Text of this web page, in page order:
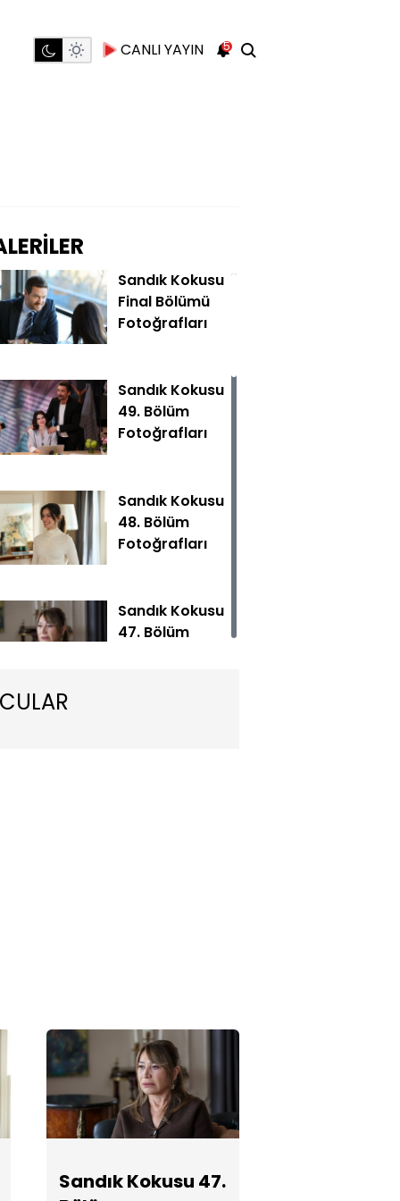
CANLI YAYIN 5
Sandık Kokusu
Final Bölümü
Fotoğrafları
Sandık Kokusu
49. Bölüm
Fotoğrafları
Sandık Kokusu
48. Bölüm
Fotoğrafları
Sandık Kokusu
47. Bölüm
Sandık Kokusu
43. Bölüm
Fotoğrafları
42. Bölüm
Sandık Kokusu 47.